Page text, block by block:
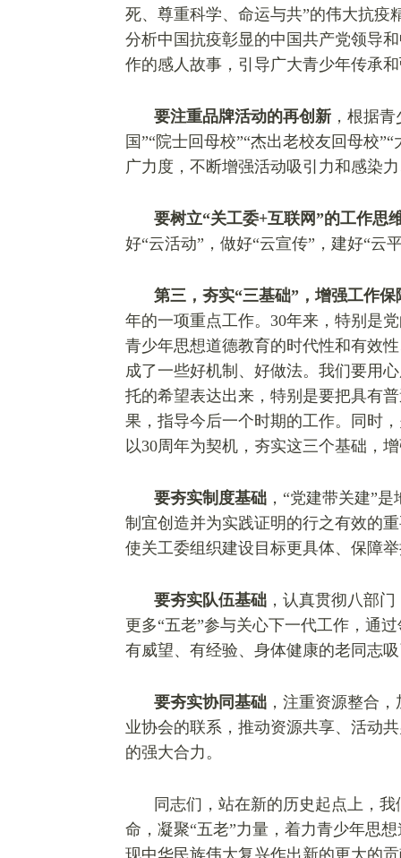
死、尊重科学、命运与共”的伟大抗疫
分析中国抗疫彰显的中国共产党领导
作的感人故事，引导广大青少年传承
要注重品牌活动的再创新 ，根据
国”“院士回母校”“杰出老校友回母校
广力度，不断增强活动吸引力和感染
要树立“关工委+互联网”的工作思
好“云活动”，做好“云宣传”，建好“
第三，夯实“三基础”，增强工作保
年的一项重点工作。30年来，特别是
青少年思想道德教育的时代性和有效
成了一些好机制、好做法。我们要用
托的希望表达出来，特别是要把具有
果，指导今后一个时期的工作。同时
以30周年为契机，夯实这三个基础，
要夯实制度基础 ，“党建带关建”
制宜创造并为实践证明的行之有效的
使关工委组织建设目标更具体、保障
要夯实队伍基础 ，认真贯彻八部
更多“五老”参与关心下一代工作，通
有威望、有经验、身体健康的老同志
要夯实协同基础 ，注重资源整合
业协会的联系，推动资源共享、活动
的强大合力。
同志们，站在新的历史起点上，
命，凝聚“五老”力量，着力青少年思